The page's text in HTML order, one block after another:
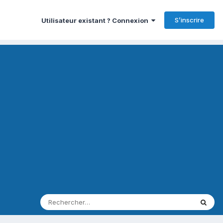
Utilisateur existant ? Connexion S’inscrire